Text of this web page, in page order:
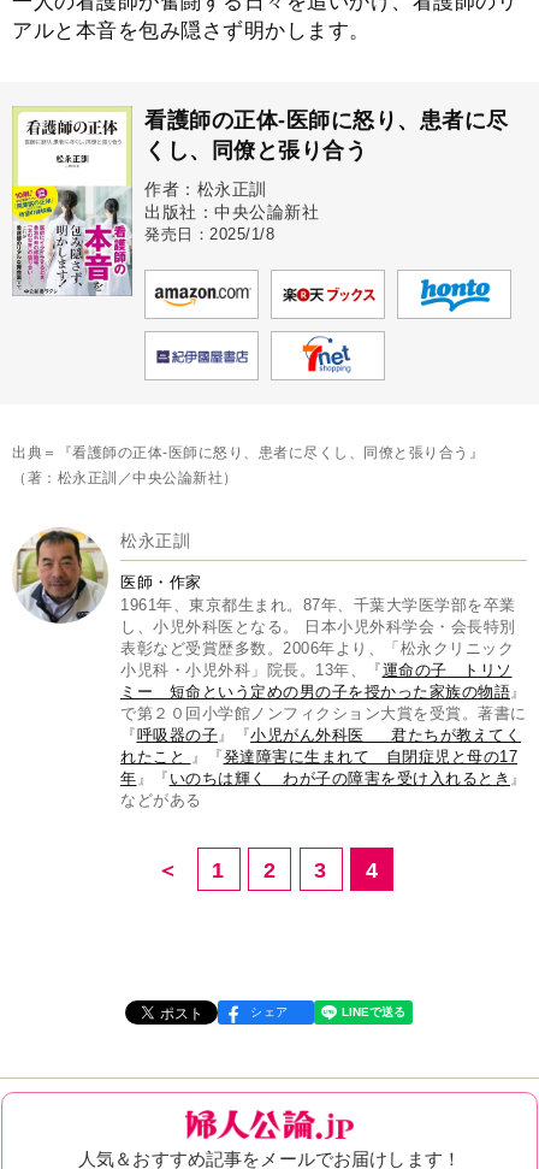
アルと本音を包み隠さず明かします。
看護師の正体-医師に怒り、患者に尽
くし、同僚と張り合う
作者：松永正訓
出版社：中央公論新社
発売日：2025/1/8
出典＝『看護師の正体-医師に怒り、患者に尽くし、同僚と張り合う』
（著：松永正訓／中央公論新社）
松永正訓
医師・作家
1961年、東京都生まれ。87年、千葉大学医学部を卒業
し、小児外科医となる。 日本小児外科学会・会長特別
表彰など受賞歴多数。2006年より、「松永クリニック
小児科・小児外科」院長。13年、『運命の子 トリソ
ミー 短命という定めの男の子を授かった家族の物語』
で第２０回小学館ノンフィクション大賞を受賞。著書に
『呼吸器の子』『小児がん外科医 君たちが教えてく
れたこと
』『発達障害に生まれて 自閉症児と母の17
年 』『 いのちは輝く わが子の障害を受け入れるとき 』
などがある
＜ 1 2 3 4
シェア